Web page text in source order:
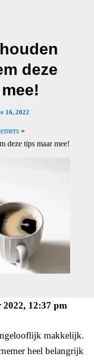
deze
16, 2022
deze tips maar mee!
2022, 12:37 pm
makkelijk.
heel belangrijk